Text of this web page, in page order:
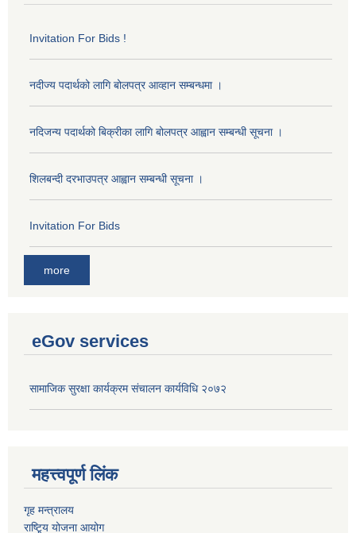
Invitation For Bids !
नदीज्य पदार्थको लागि बोलपत्र आव्हान सम्बन्धमा ।
नदिजन्य पदार्थको बिक्रीका लागि बोलपत्र आह्वान सम्बन्धी सूचना ।
शिलबन्दी दरभाउपत्र आह्वान सम्बन्धी सूचना ।
Invitation For Bids
more
eGov services
सामाजिक सुरक्षा कार्यक्रम संचालन कार्यविधि २०७२
महत्त्वपूर्ण लिंक
गृह मन्त्रालय
राष्टि्ृय योजना आयोग